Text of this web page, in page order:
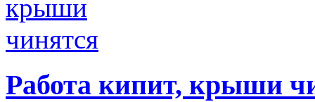
Работа кипит, крыши